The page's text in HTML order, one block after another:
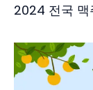
2024 전국 맥